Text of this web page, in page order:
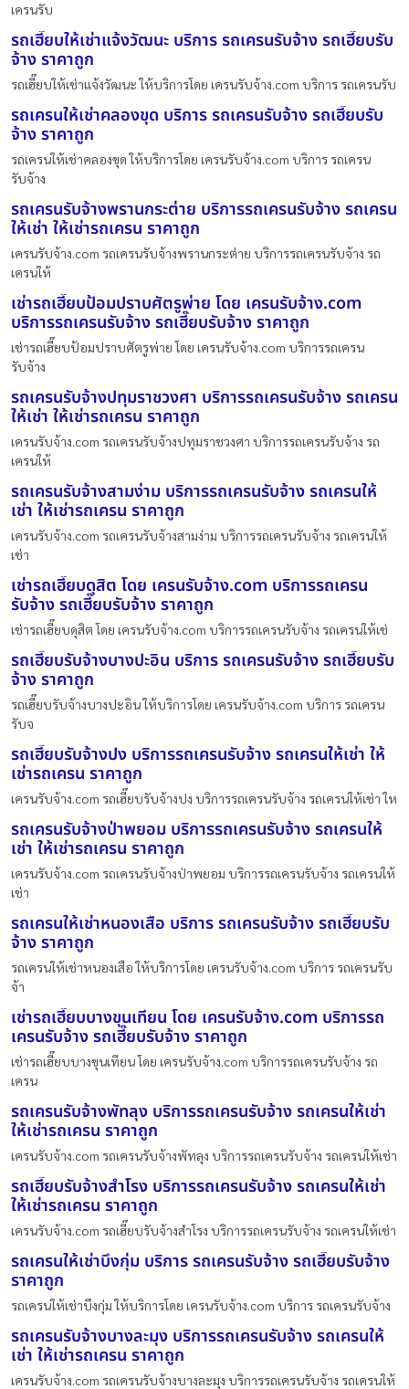
เครนรับ
รถเฮี๊ยบให้เช่าแจ้งวัฒนะ บริการ รถเครนรับจ้าง รถเฮี๊ยบรับ
จ้าง ราคาถูก
รถเฮี๊ยบให้เช่าแจ้งวัฒนะ ให้บริการโดย เครนรับจ้าง.com บริการ รถเครนรับ
รถเครนให้เช่าคลองขุด บริการ รถเครนรับจ้าง รถเฮี๊ยบรับ
จ้าง ราคาถูก
รถเครนให้เช่าคลองขุด ให้บริการโดย เครนรับจ้าง.com บริการ รถเครน
รับจ้าง
รถเครนรับจ้างพรานกระต่าย บริการรถเครนรับจ้าง รถเครน
ให้เช่า ให้เช่ารถเครน ราคาถูก
เครนรับจ้าง.com รถเครนรับจ้างพรานกระต่าย บริการรถเครนรับจ้าง รถ
เครนให้
เช่ารถเฮี๊ยบป้อมปราบศัตรูพ่าย โดย เครนรับจ้าง.com
บริการรถเครนรับจ้าง รถเฮี๊ยบรับจ้าง ราคาถูก
เช่ารถเฮี๊ยบป้อมปราบศัตรูพ่าย โดย เครนรับจ้าง.com บริการรถเครน
รับจ้าง
รถเครนรับจ้างปทุมราชวงศา บริการรถเครนรับจ้าง รถเครน
ให้เช่า ให้เช่ารถเครน ราคาถูก
เครนรับจ้าง.com รถเครนรับจ้างปทุมราชวงศา บริการรถเครนรับจ้าง รถ
เครนให้
รถเครนรับจ้างสามง่าม บริการรถเครนรับจ้าง รถเครนให้
เช่า ให้เช่ารถเครน ราคาถูก
เครนรับจ้าง.com รถเครนรับจ้างสามง่าม บริการรถเครนรับจ้าง รถเครนให้
เช่า
เช่ารถเฮี๊ยบดุสิต โดย เครนรับจ้าง.com บริการรถเครน
รับจ้าง รถเฮี๊ยบรับจ้าง ราคาถูก
เช่ารถเฮี๊ยบดุสิต โดย เครนรับจ้าง.com บริการรถเครนรับจ้าง รถเครนให้เช่
รถเฮี๊ยบรับจ้างบางปะอิน บริการ รถเครนรับจ้าง รถเฮี๊ยบรับ
จ้าง ราคาถูก
รถเฮี๊ยบรับจ้างบางปะอิน ให้บริการโดย เครนรับจ้าง.com บริการ รถเครน
รับจ
รถเฮี๊ยบรับจ้างปง บริการรถเครนรับจ้าง รถเครนให้เช่า ให้
เช่ารถเครน ราคาถูก
เครนรับจ้าง.com รถเฮี๊ยบรับจ้างปง บริการรถเครนรับจ้าง รถเครนให้เช่า ให
รถเครนรับจ้างป่าพยอม บริการรถเครนรับจ้าง รถเครนให้
เช่า ให้เช่ารถเครน ราคาถูก
เครนรับจ้าง.com รถเครนรับจ้างป่าพยอม บริการรถเครนรับจ้าง รถเครนให้
เช่า
รถเครนให้เช่าหนองเสือ บริการ รถเครนรับจ้าง รถเฮี๊ยบรับ
จ้าง ราคาถูก
รถเครนให้เช่าหนองเสือ ให้บริการโดย เครนรับจ้าง.com บริการ รถเครนรับ
จ้า
เช่ารถเฮี๊ยบบางขุนเทียน โดย เครนรับจ้าง.com บริการรถ
เครนรับจ้าง รถเฮี๊ยบรับจ้าง ราคาถูก
เช่ารถเฮี๊ยบบางขุนเทียน โดย เครนรับจ้าง.com บริการรถเครนรับจ้าง รถ
เครน
รถเครนรับจ้างพัทลุง บริการรถเครนรับจ้าง รถเครนให้เช่า
ให้เช่ารถเครน ราคาถูก
เครนรับจ้าง.com รถเครนรับจ้างพัทลุง บริการรถเครนรับจ้าง รถเครนให้เช่า
รถเฮี๊ยบรับจ้างสำโรง บริการรถเครนรับจ้าง รถเครนให้เช่า
ให้เช่ารถเครน ราคาถูก
เครนรับจ้าง.com รถเฮี๊ยบรับจ้างสำโรง บริการรถเครนรับจ้าง รถเครนให้เช่า
รถเครนให้เช่าบึงกุ่ม บริการ รถเครนรับจ้าง รถเฮี๊ยบรับจ้าง
ราคาถูก
รถเครนให้เช่าบึงกุ่ม ให้บริการโดย เครนรับจ้าง.com บริการ รถเครนรับจ้าง
รถเครนรับจ้างบางละมุง บริการรถเครนรับจ้าง รถเครนให้
เช่า ให้เช่ารถเครน ราคาถูก
เครนรับจ้าง.com รถเครนรับจ้างบางละมุง บริการรถเครนรับจ้าง รถเครนให้